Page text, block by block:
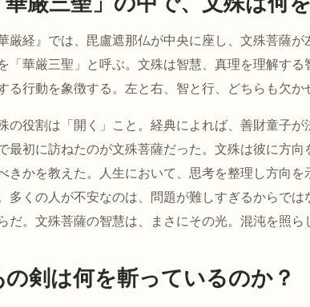
華厳経』では、毘盧遮那仏が中央に座し、文殊菩薩
「華厳三聖」と呼ぶ。文殊は智慧、真理を理解す
る行動を象徴する。左と右、智と行、どちらも欠か
の役割は「開く」こと。経典によれば、善財童子
最初に訪ねたのが文殊菩薩だった。文殊は彼に方
きかを教えた。人生において、思考を整理し方向
多くの人が不安なのは、問題が難しすぎるからで
だ。文殊菩薩の智慧は、まさにその光。混沌を照ら
の剣は何を斬っているのか？